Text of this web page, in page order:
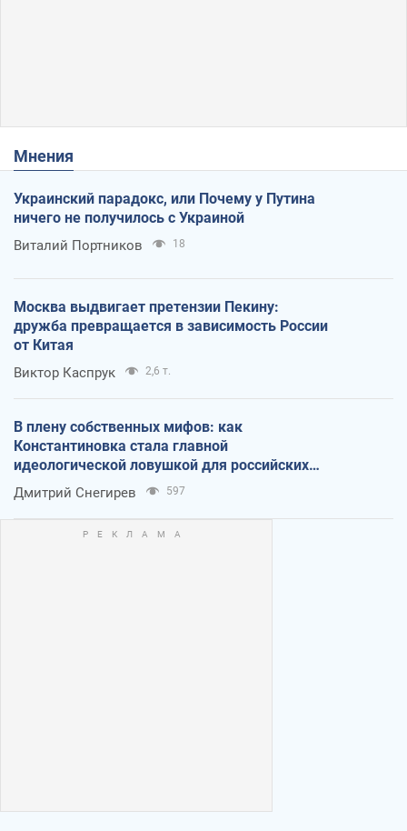
Мнения
Украинский парадокс, или Почему у Путина
ничего не получилось с Украиной
Виталий Портников 18
Москва выдвигает претензии Пекину:
дружба превращается в зависимость России
от Китая
Виктор Каспрук 2,6 т.
В плену собственных мифов: как
Константиновка стала главной
идеологической ловушкой для российских
оккупантов
Дмитрий Снегирев 597